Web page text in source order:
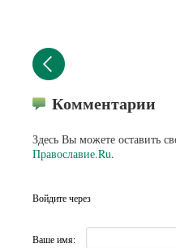
Комментарии
Здесь Вы можете оставить
Православие.Ru.
Войдите через
Ваше имя: